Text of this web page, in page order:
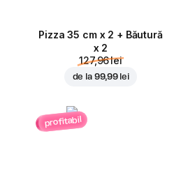
Pizza 35 cm x 2 + Băutură
x 2
127,96 lei
de la 99,99 lei
profitabil